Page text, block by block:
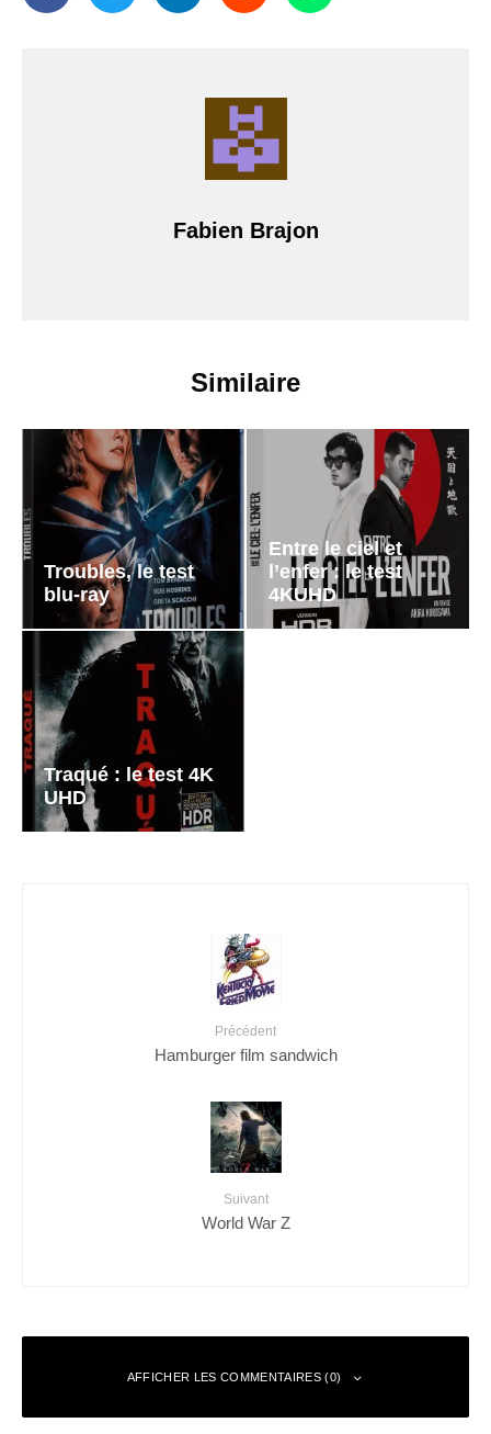
Fabien Brajon
Similaire
Troubles, le test
blu-ray
Entre le ciel et
l’enfer : le test
4KUHD
Traqué : le test 4K
UHD
Précédent
Hamburger film sandwich
Suivant
World War Z
AFFICHER LES COMMENTAIRES (0)